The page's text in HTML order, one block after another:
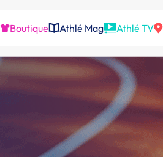
Boutique Athlé Mag Athlé TV